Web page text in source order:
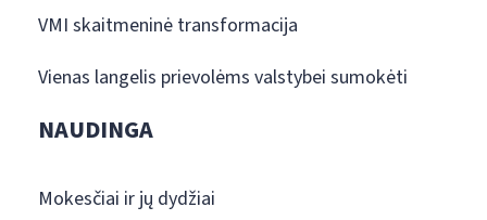
VMI skaitmeninė transformacija
Vienas langelis prievolėms valstybei sumokėti
NAUDINGA
Mokesčiai ir jų dydžiai